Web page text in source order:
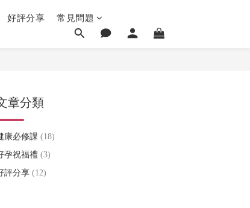
好評分享 常見問題
章分類
康必修課 (18)
孕祝福禮 (3)
評分享 (12)